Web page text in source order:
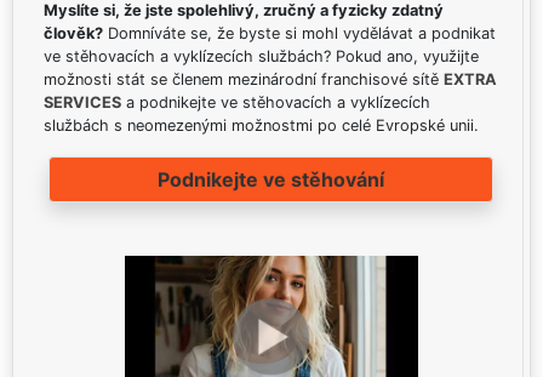
Myslíte si, že jste spolehlivý, zručný a fyzicky zdatný
člověk? Domníváte se, že byste si mohl vydělávat a podnikat
ve stěhovacích a vyklízecích službách? Pokud ano, využijte
možnosti stát se členem mezinárodní franchisové sítě EXTRA
SERVICES a podnikejte ve stěhovacích a vyklízecích
službách s neomezenými možnostmi po celé Evropské unii.
Podnikejte ve stěhování